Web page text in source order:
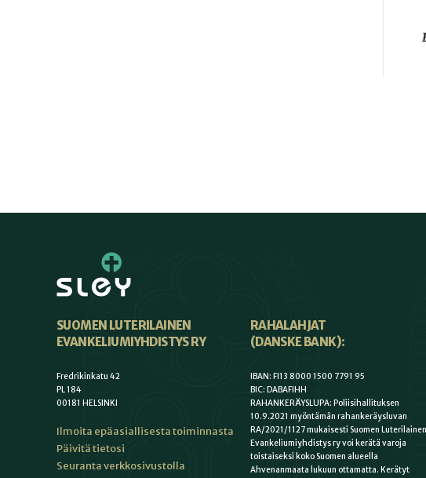
SUOMEN LUTERILAINEN
EVANKELIUMIYHDISTYS RY
Fredrikinkatu 42
PL 184
00181 HELSINKI
Ilmoita epäasiallisesta toiminnasta
Päivitä tietosi
Seuranta verkkosivustolla
RAHALAHJAT
(DANSKE BANK):
IBAN: FI13 8000 1500 7791 95
BIC: DABAFIHH
RAHANKERÄYSLUPA: Poliisihallituksen
10.9.2021 myöntämän rahankeräysluvan
RA/2021/1127 mukaisesti Suomen Luterilainen
Evankeliumiyhdistys ry voi kerätä varoja
toistaiseksi koko Suomen alueella
Ahvenanmaata lukuun ottamatta. Kerätyt